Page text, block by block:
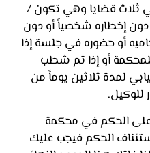
قضايا وهي تكون /
شخصياً أو دون
حضوره في جلسة إذا
أو إذا تم شطب
ثلاثين يوماً من
الحكم في محكمة
الحكم فيجب عليك